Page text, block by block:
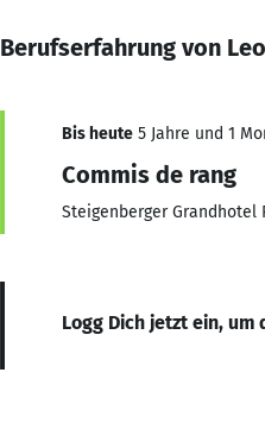
Berufserfahrung von
Bis heute 5 Jahre und 1
Commis de rang
Steigenberger Grandhotel
Logg Dich jetzt ein, um